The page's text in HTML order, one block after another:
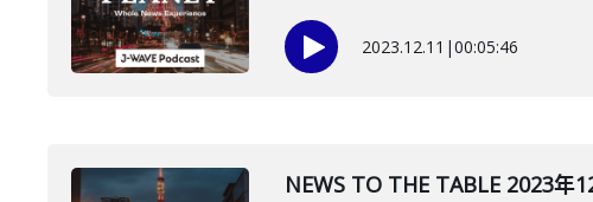
2023.12.11 |00:05:46
NEWS TO THE TABLE 2023